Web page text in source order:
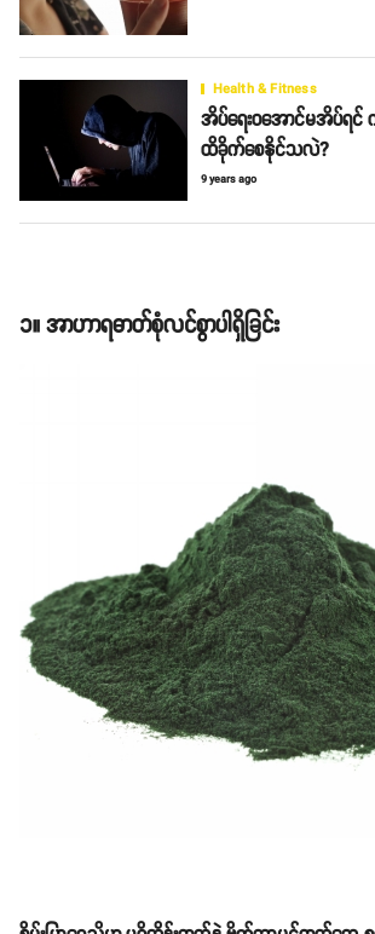
Health & Fitness
အိပ်ရေးဝအောင်မအိပ်ရင်
ထိခိုက်စေနိုင်သလဲ?
9 years ago
၁။ အာဟာရဓာတ်စုံလင်စွာပါရှိခြင်း